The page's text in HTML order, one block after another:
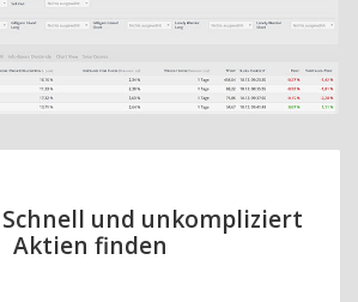
Schnell und unkompliziert
Aktien finden